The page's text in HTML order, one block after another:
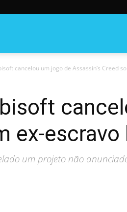
cancelou um jogo de Assassin’s Creed
ex-
um projeto não